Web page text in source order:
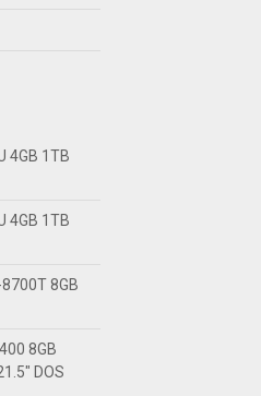
4GB 1TB
4GB 1TB
8GB
8GB
DOS